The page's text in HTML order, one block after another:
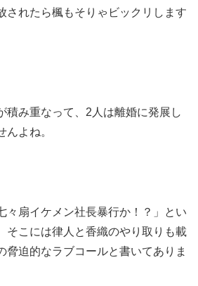
されたら楓もそりゃビックリします
積み重なって、2人は離婚に発展し
んよね。
々扇イケメン社長暴行か！？」とい
そこには律人と香織のやり取りも載
脅迫的なラブコールと書いてありま